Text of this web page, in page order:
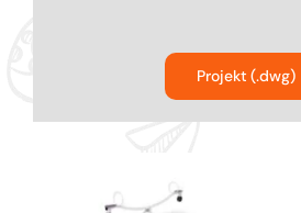
Bujaki
Karuzele na place
Ścianki funkcyjne dla
Projekt (.dwg)